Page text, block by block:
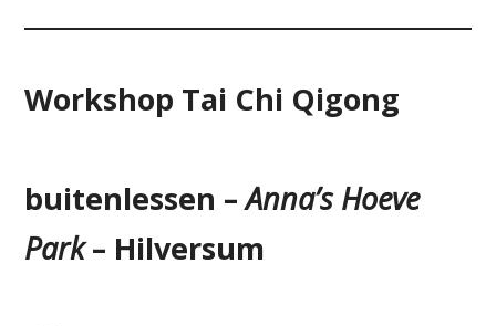
Workshop Tai Chi Qigong
buitenlessen –Anna’s Hoeve
Park– Hilversum